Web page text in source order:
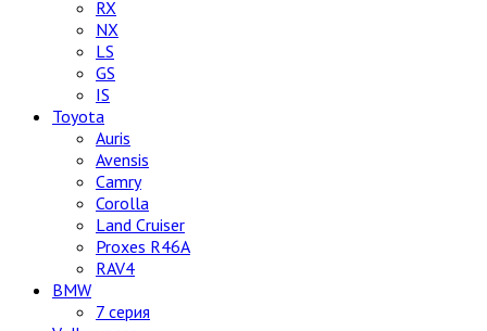
RX
NX
LS
GS
IS
Toyota
Auris
Avensis
Camry
Corolla
Land Cruiser
Proxes R46A
RAV4
BMW
7 серия